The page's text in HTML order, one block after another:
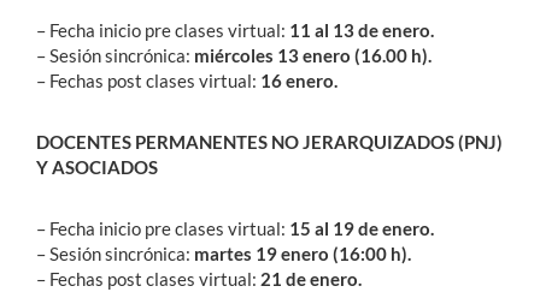
– Fecha inicio pre clases virtual: 11 al 13 de enero.
– Sesión sincrónica: miércoles 13 enero (16.00 h).
– Fechas post clases virtual: 16 enero.
DOCENTES PERMANENTES NO JERARQUIZADOS (PNJ)
Y ASOCIADOS
– Fecha inicio pre clases virtual: 15 al 19 de enero.
– Sesión sincrónica: martes 19 enero (16:00 h).
– Fechas post clases virtual: 21 de enero.